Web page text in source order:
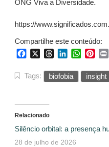
ONG Viva a Diversidade.
https://
Compartilhe este conteúdo:
FacebookThreadsLinkedIn
Tags: biofobia insight
Relacionado
Silêncio orbital: a presença
28 de julho de 2026